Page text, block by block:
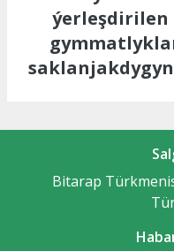
ýerleşdirilen
Bitarap